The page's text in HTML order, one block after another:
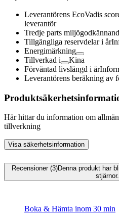
Leverantörens EcoVadis
leverantör
Tredje parts
Tillgängliga reservdelar i år
Energimärkning
Tillverkad i
Kina
Förväntad livslängd i år
Leverantörens beräkning av
Här hittar du information om
tillverkning
Visa säkerhetsinformation
Recensioner (3)Denna produkt har
stjärnor.
Boka & Hämta inom 30 min